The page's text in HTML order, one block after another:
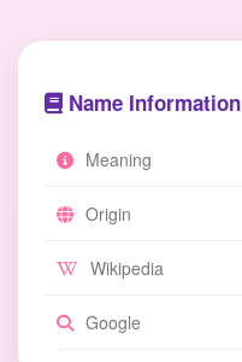
Name Information
Meaning
Origin
Wikipedia
Google